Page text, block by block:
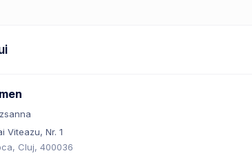
Viteazu, Nr. 1
Cluj, 400036